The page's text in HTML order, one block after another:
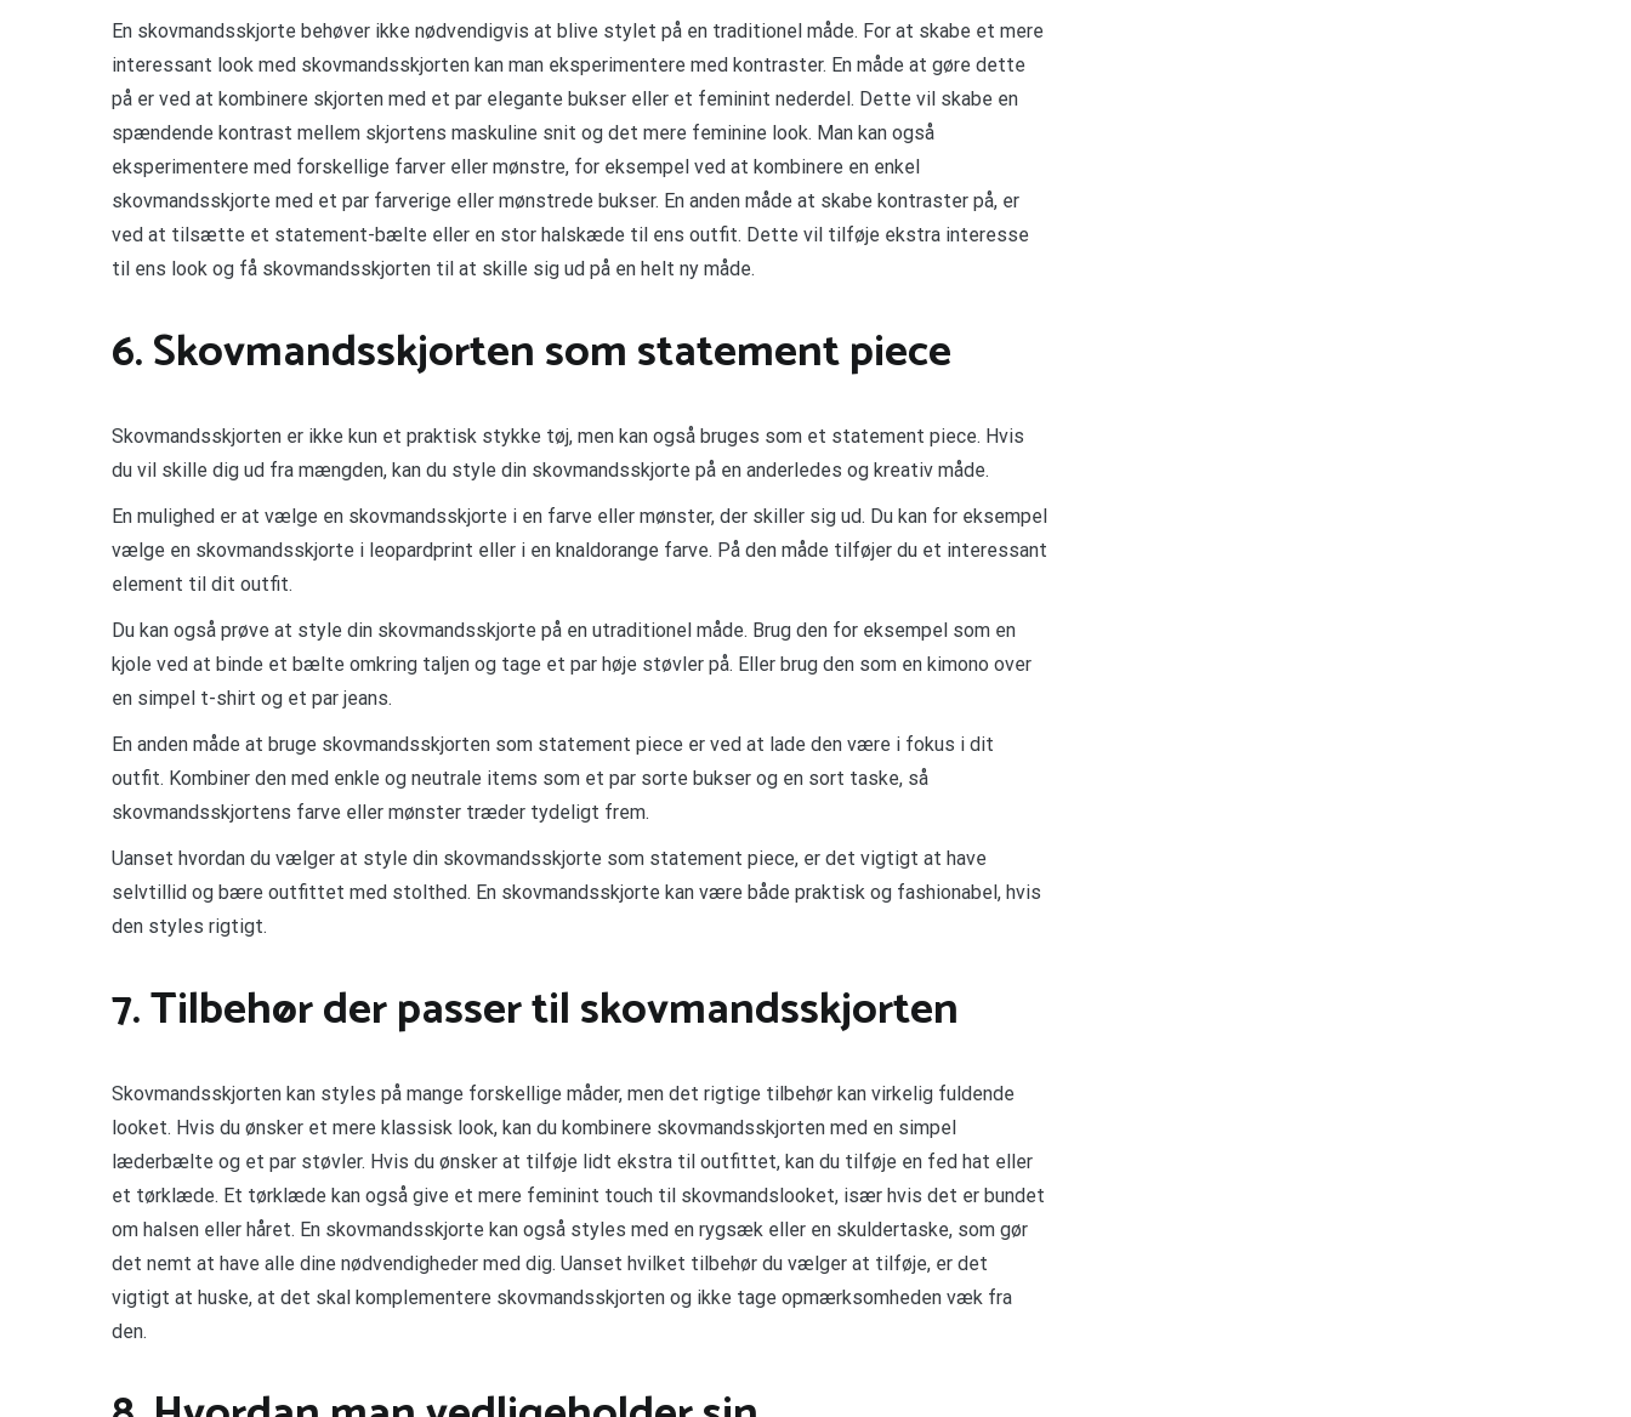
En skovmandsskjorte behøver ikke nødvendigvis at blive stylet på en traditionel måde. For at skabe et mere
interessant look med skovmandsskjorten kan man eksperimentere med kontraster. En måde at gøre dette
på er ved at kombinere skjorten med et par elegante bukser eller et feminint nederdel. Dette vil skabe en
spændende kontrast mellem skjortens maskuline snit og det mere feminine look. Man kan også
eksperimentere med forskellige farver eller mønstre, for eksempel ved at kombinere en enkel
skovmandsskjorte med et par farverige eller mønstrede bukser. En anden måde at skabe kontraster på, er
ved at tilsætte et statement-bælte eller en stor halskæde til ens outfit. Dette vil tilføje ekstra interesse
til ens look og få skovmandsskjorten til at skille sig ud på en helt ny måde.
6. Skovmandsskjorten som statement piece
Skovmandsskjorten er ikke kun et praktisk stykke tøj, men kan også bruges som et statement piece. Hvis
du vil skille dig ud fra mængden, kan du style din skovmandsskjorte på en anderledes og kreativ måde.
En mulighed er at vælge en skovmandsskjorte i en farve eller mønster, der skiller sig ud. Du kan for eksempel
vælge en skovmandsskjorte i leopardprint eller i en knaldorange farve. På den måde tilføjer du et interessant
element til dit outfit.
Du kan også prøve at style din skovmandsskjorte på en utraditionel måde. Brug den for eksempel som en
kjole ved at binde et bælte omkring taljen og tage et par høje støvler på. Eller brug den som en kimono over
en simpel t-shirt og et par jeans.
En anden måde at bruge skovmandsskjorten som statement piece er ved at lade den være i fokus i dit
outfit. Kombiner den med enkle og neutrale items som et par sorte bukser og en sort taske, så
skovmandsskjortens farve eller mønster træder tydeligt frem.
Uanset hvordan du vælger at style din skovmandsskjorte som statement piece, er det vigtigt at have
selvtillid og bære outfittet med stolthed. En skovmandsskjorte kan være både praktisk og fashionabel, hvis
den styles rigtigt.
7. Tilbehør der passer til skovmandsskjorten
Skovmandsskjorten kan styles på mange forskellige måder, men det rigtige tilbehør kan virkelig fuldende
looket. Hvis du ønsker et mere klassisk look, kan du kombinere skovmandsskjorten med en simpel
læderbælte og et par støvler. Hvis du ønsker at tilføje lidt ekstra til outfittet, kan du tilføje en fed hat eller
et tørklæde. Et tørklæde kan også give et mere feminint touch til skovmandslooket, især hvis det er bundet
om halsen eller håret. En skovmandsskjorte kan også styles med en rygsæk eller en skuldertaske, som gør
det nemt at have alle dine nødvendigheder med dig. Uanset hvilket tilbehør du vælger at tilføje, er det
vigtigt at huske, at det skal komplementere skovmandsskjorten og ikke tage opmærksomheden væk fra
den.